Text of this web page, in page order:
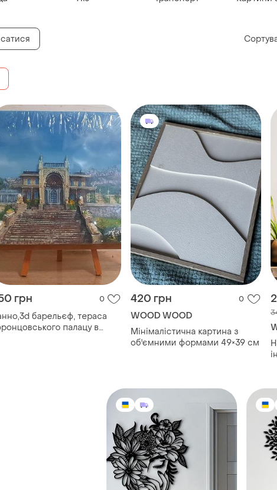
грн 0
барельєф, тераса
палацу в
420 грн 0
WOOD WOOD
Мінімалістична картина з
об'ємними формами 49×39 см